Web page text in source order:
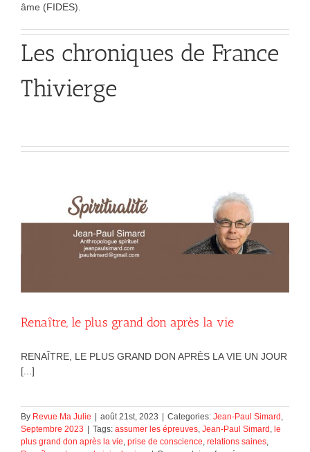
âme (FIDES).
Les chroniques de France
Thivierge
Renaître, le plus grand don après la vie
RENAÎTRE, LE PLUS GRAND DON APRÈS LA VIE UN JOUR
[...]
By Revue Ma Julie août 21st, 2023 Categories: Jean-Paul Simard ,
Septembre 2023
Tags: assumer les épreuves, Jean-Paul Simard , le
plus grand don après la vie, prise de conscience, relations saines,